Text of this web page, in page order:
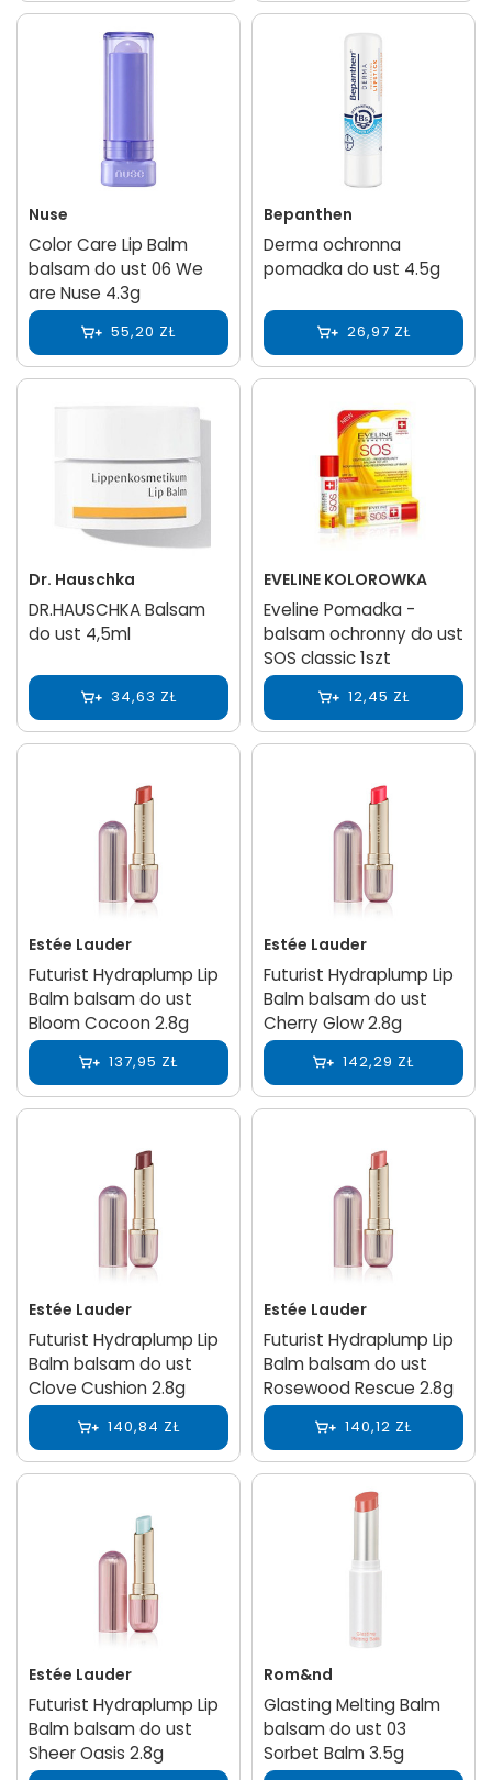
Nuse
Color Care Lip Balm
balsam do ust 06 We
are Nuse 4.3g
55,20 ZŁ
Bepanthen
Derma ochronna
pomadka do ust 4.5g
26,97 ZŁ
Dr. Hauschka
DR.HAUSCHKA Balsam
do ust 4,5ml
34,63 ZŁ
EVELINE KOLOROWKA
Eveline Pomadka -
balsam ochronny do ust
SOS classic 1szt
12,45 ZŁ
Estée Lauder
Futurist Hydraplump Lip
Balm balsam do ust
Bloom Cocoon 2.8g
137,95 ZŁ
Estée Lauder
Futurist Hydraplump Lip
Balm balsam do ust
Cherry Glow 2.8g
142,29 ZŁ
Estée Lauder
Futurist Hydraplump Lip
Balm balsam do ust
Clove Cushion 2.8g
140,84 ZŁ
Estée Lauder
Futurist Hydraplump Lip
Balm balsam do ust
Rosewood Rescue 2.8g
140,12 ZŁ
Estée Lauder
Futurist Hydraplump Lip
Balm balsam do ust
Sheer Oasis 2.8g
Rom&nd
Glasting Melting Balm
balsam do ust 03
Sorbet Balm 3.5g